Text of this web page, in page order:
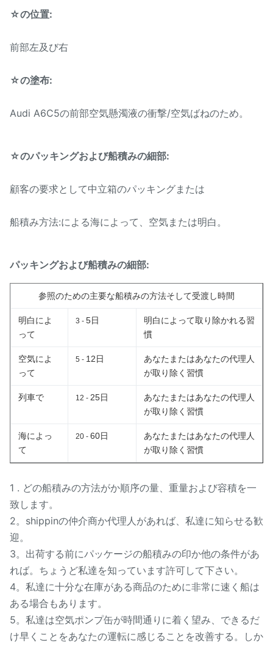
利点:
支払方法:
☆の位置:
前部左及び右
☆の塗布:
Audi A6C5の前部空気懸濁液の衝撃/空気ばねのため。
☆のパッキングおよび船積みの細部:
顧客の要求として中立箱のパッキングまたは
船積み方法:による海によって、空気または明白。
パッキングおよび船積みの細部:
参照のための主要な船積みの方法そして受渡し時間
明白によ
って
3 - 5日
明白によって取り除かれる習
慣
空気によ
って
5 - 12日
あなたまたはあなたの代理人
が取り除く習慣
列車で 12 - 25日
あなたまたはあなたの代理人
が取り除く習慣
海によっ
て
20 - 60日
あなたまたはあなたの代理人
が取り除く習慣
1 . どの船積みの方法がか順序の量、重量および容積を一
致します。
2。shippinの仲介商か代理人があれば、私達に知らせる歓
迎。
3。出荷する前にパッケージの船積みの印か他の条件があ
れば。ちょうど私達を知っています許可して下さい。
4。私達に十分な在庫がある商品のために非常に速く船は
ある場合もあります。
5。私達は空気ポンプ缶が時間通りに着く望み、できるだ
け早くことをあなたの運転に感じることを改善する。しか